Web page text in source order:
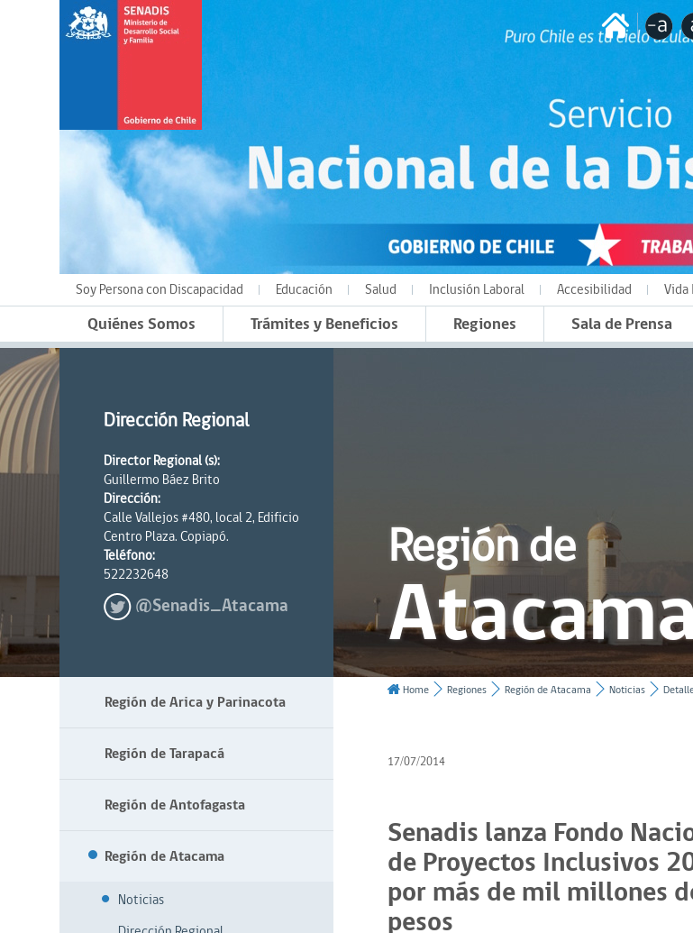
Soy Persona con Discapacidad Educación Salud Inclusión Laboral Accesibilidad
Quiénes Somos Trámites y Beneficios Regiones Sala de Prensa
Dirección Regional
Director Regional (s):
Guillermo Báez Brito
Dirección:
Calle Vallejos #480, local 2, Edificio
Centro Plaza. Copiapó.
Teléfono:
522232648
@Senadis_Atacama
Región de
Región de Arica y Parinacota
Región de Tarapacá
Región de Antofagasta
Región de Atacama
Noticias
Home Regiones Región de Atacama Noticias
17/07/2014
Senadis lanza Fondo
de Proyectos Inclusivos
por más de mil millones
pesos